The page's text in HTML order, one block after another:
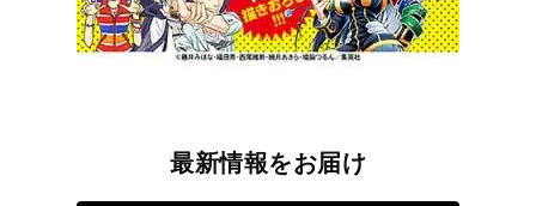
最新情報をお届け